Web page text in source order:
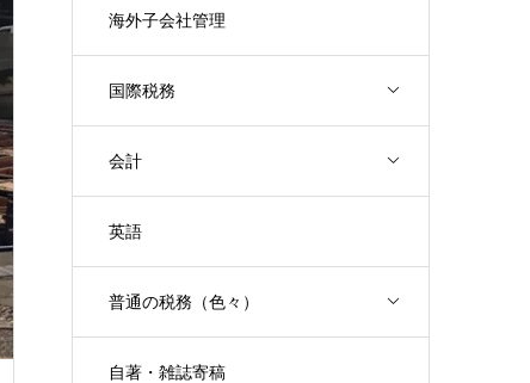
海外子会社管理
国際税務
会計
英語
普通の税務（色々）
自著・雑誌寄稿